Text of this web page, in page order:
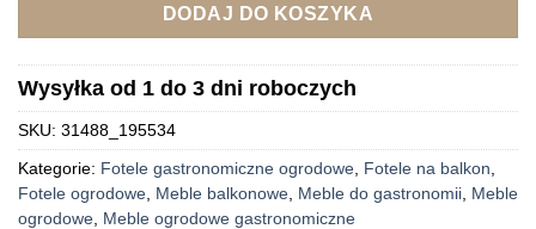
DODAJ DO KOSZYKA
Wysyłka od 1 do 3 dni roboczych
SKU: 31488_195534
Kategorie: Fotele gastronomiczne ogrodowe, Fotele na balkon,
Fotele ogrodowe, Meble balkonowe, Meble do gastronomii, Meble
ogrodowe, Meble ogrodowe gastronomiczne